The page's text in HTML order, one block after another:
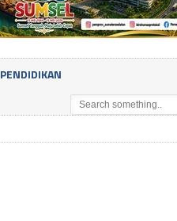
PENDIDIKAN